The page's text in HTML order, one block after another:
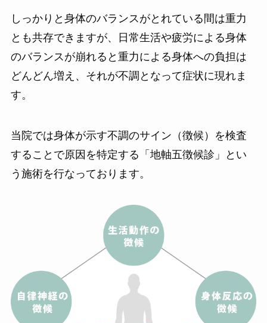
しっかりと身体のバランスがとれている間は重力
とも共存できますが、日常生活や疲労による身体
のバランスが崩れると重力による身体への負担は
どんどん増え、それが不調となって症状に現れま
す。
当院では身体が示す不調のサイン（徴候）を検査
することで原因を特定する「地軸五徴候診」とい
う施術を行なっております。